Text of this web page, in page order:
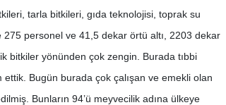
tarla bitkileri, gıda teknolojisi, toprak su
personel ve 41,5 dekar örtü altı, 2203 dekar
bitkiler yönünden çok zengin. Burada tıbbi
Bugün burada çok çalışan ve emekli olan
Bunların 94’ü meyvecilik adına ülkeye